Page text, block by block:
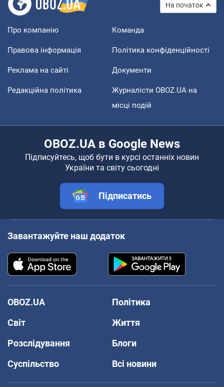
На початок
Про компанію Команда
Правова інформація Політика конфіденційності
Реклама на сайті Документи
Редакційна політика
Журналісти OBOZ.UA на
місці подій
OBOZ.UA в Google News
Підписуйтесь, щоб бути в курсі останніх новин
України та світу сьогодні
Підписатись
Завантажуйте наш додаток
OBOZ.UA
Політика
Світ
Життя
Розслідування
Блоги
Суспільство
Всі новини